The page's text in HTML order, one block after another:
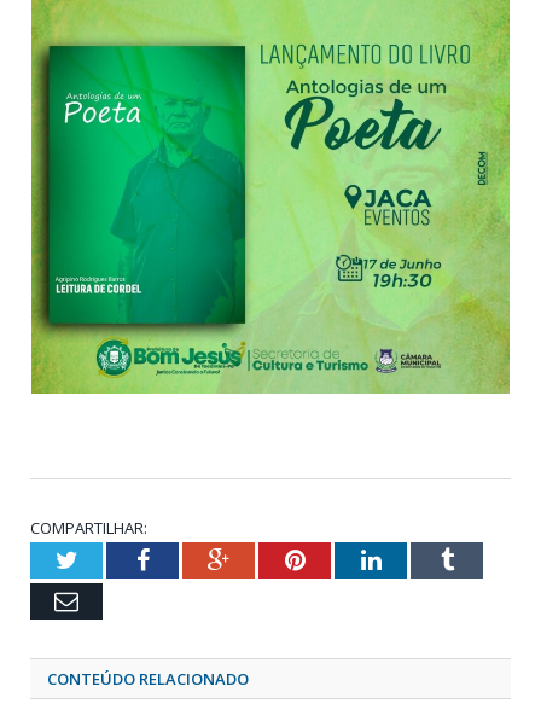
COMPARTILHAR:
TwitterFacebookGoogle+PinterestLinkedInTumblr
Email
CONTEÚDO RELACIONADO